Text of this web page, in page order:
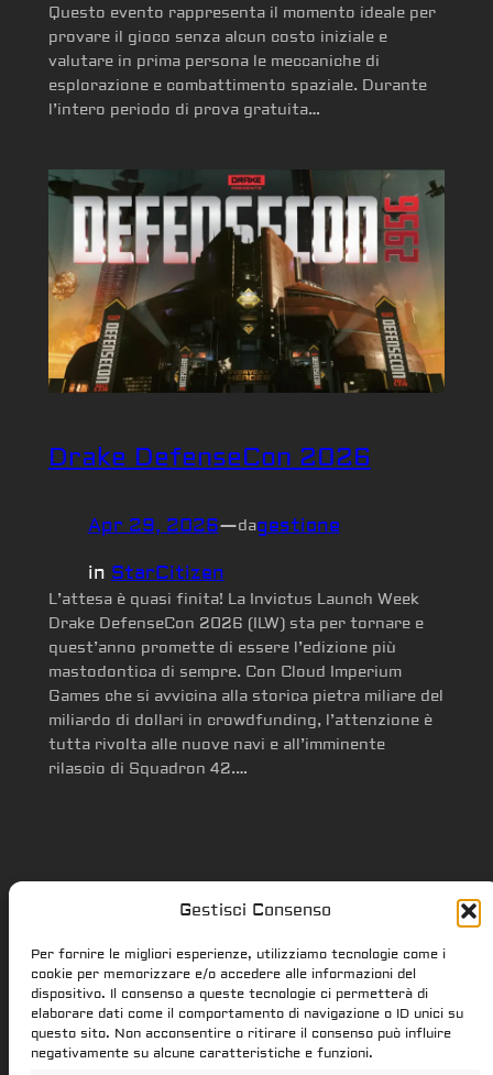
Gestisci Consenso
Per fornire le migliori esperienze, utilizziamo tecnologie come i
cookie per memorizzare e/o accedere alle informazioni del
dispositivo. Il consenso a queste tecnologie ci permetterà di
elaborare dati come il comportamento di navigazione o ID unici su
questo sito. Non acconsentire o ritirare il consenso può influire
negativamente su alcune caratteristiche e funzioni.
Questo evento rappresenta il momento ideale per
provare il gioco senza alcun costo iniziale e
valutare in prima persona le meccaniche di
esplorazione e combattimento spaziale. Durante
l’intero periodo di prova gratuita…
Drake DefenseCon 2026
Apr 29, 2026—dagestione
in StarCitizen
L’attesa è quasi finita! La Invictus Launch Week
Drake DefenseCon 2026 (ILW) sta per tornare e
quest’anno promette di essere l’edizione più
mastodontica di sempre. Con Cloud Imperium
Games che si avvicina alla storica pietra miliare del
miliardo di dollari in crowdfunding, l’attenzione è
tutta rivolta alle nuove navi e all’imminente
rilascio di Squadron 42.…
Star Citizen.it
star-citizen.it is a Star Citizen fan
website. Star Citizen and Squadron42